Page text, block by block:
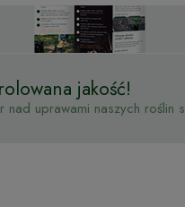
jakość!
nad uprawami naszych roślin